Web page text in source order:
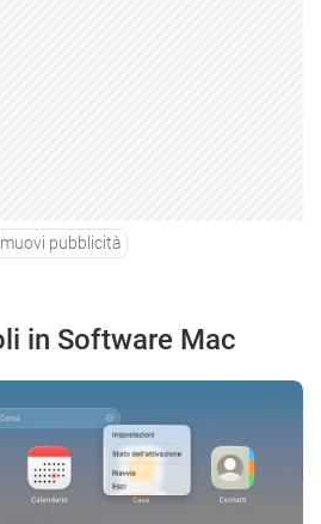
pubblicità
in Software Mac